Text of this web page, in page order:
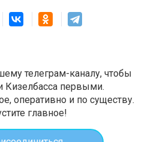
телеграм-каналу, чтобы
Кизелбасса первыми.
оперативно и по существу.
главное!